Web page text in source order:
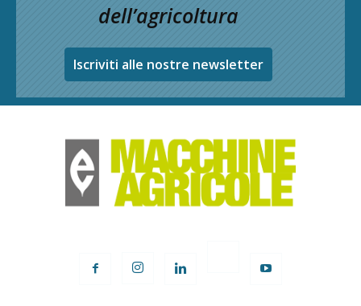
dell’agricoltura
Iscriviti alle nostre newsletter